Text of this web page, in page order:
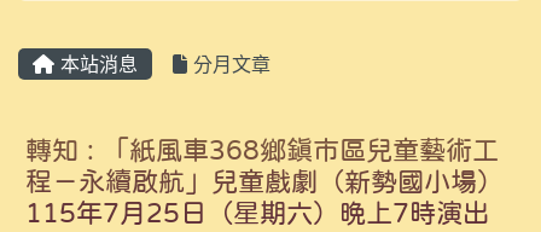
本站消息 分月文章
轉知 : 「紙風車368鄉鎮市區兒童藝術工
程－永續啟航」兒童戲劇（新勢國小場）
115年7月25日（星期六）晚上7時演出